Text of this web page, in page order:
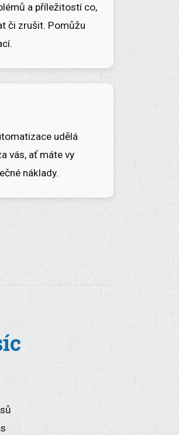
a příležitostí co,
či zrušit. Pomůžu
udělá
vás, ať máte vy
náklady.